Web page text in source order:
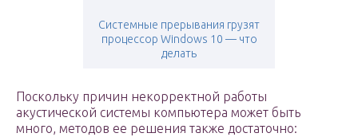
Системные прерывания грузят
процессор Windows 10 — что
делать
Поскольку причин некорректной работы
акустической системы компьютера может быть
много, методов ее решения также достаточно: